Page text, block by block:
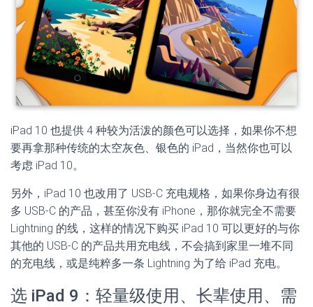
iPad 10 也提供 4 种较为活泼的颜色可以选择，如果你不想
要再拿那种传统的太空灰色、银色的 iPad，当然你也可以
考虑 iPad 10。
另外，iPad 10 也改用了 USB-C 充电规格，如果你身边有很
多 USB-C 的产品，甚至你没有 iPhone，那你就完全不需要
Lightning 的线，这样的情况下购买 iPad 10 可以更好的与你
其他的 USB-C 的产品共用充电线，不会搞到家里一堆不同
的充电线，或是纯粹多一条 Lightning 为了给 iPad 充电。
选 iPad 9：轻量级使用、长辈使用、需